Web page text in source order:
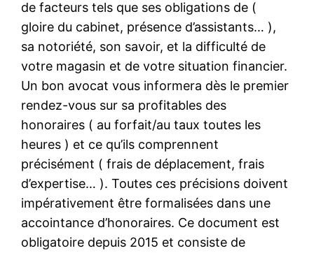
de facteurs tels que ses obligations de (
gloire du cabinet, présence d’assistants… ),
sa notoriété, son savoir, et la difficulté de
votre magasin et de votre situation financier.
Un bon avocat vous informera dès le premier
rendez-vous sur sa profitables des
honoraires ( au forfait/au taux toutes les
heures ) et ce qu’ils comprennent
précisément ( frais de déplacement, frais
d’expertise… ). Toutes ces précisions doivent
impérativement être formalisées dans une
accointance d’honoraires. Ce document est
obligatoire depuis 2015 et consiste de